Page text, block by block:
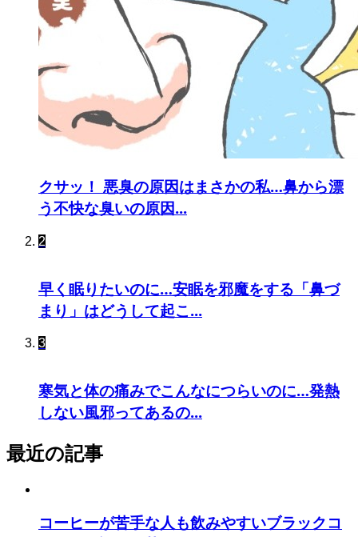
クサッ！ 悪臭の原因はまさかの私…鼻から漂
う不快な臭いの原因...
2
早く眠りたいのに…安眠を邪魔をする「鼻づ
まり」はどうして起こ...
3
寒気と体の痛みでこんなにつらいのに…発熱
しない風邪ってあるの...
最近の記事
コーヒーが苦手な人も飲みやすいブラックコ